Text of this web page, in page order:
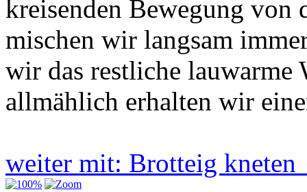
kreisenden Bewegung von
mischen wir langsam
wir das restliche lauwarme
allmählich erhalten wir
weiter mit: Brotteig